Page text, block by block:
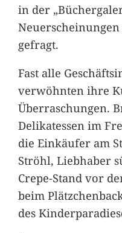
in der
gefragt.
Fast alle
verwöhnten ihre
Überraschungen.
Delikatessen im
die Einkäufer am
Ströhl, Liebhaber
Crepe-Stand vor
beim
des